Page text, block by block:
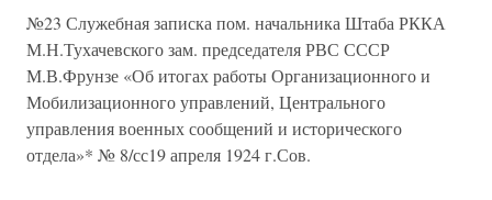
№23 Служебная записка пом. начальника Штаба РККА
М.Н.Тухачевского зам. председателя РВС СССР
М.В.Фрунзе «Об итогах работы Организационного и
Мобилизационного управлений, Центрального
управления военных сообщений и исторического
отдела»* № 8/сс19 апреля 1924 г.Сов.